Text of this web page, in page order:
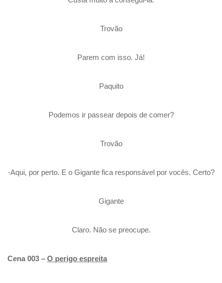
Trovão
Parem com isso. Já!
Paquito
Podemos ir passear depois de comer?
Trovão
-Aqui, por perto. E o Gigante fica responsável por vocês. Certo?
Gigante
Claro. Não se preocupe.
Cena 003 – O perigo espreita